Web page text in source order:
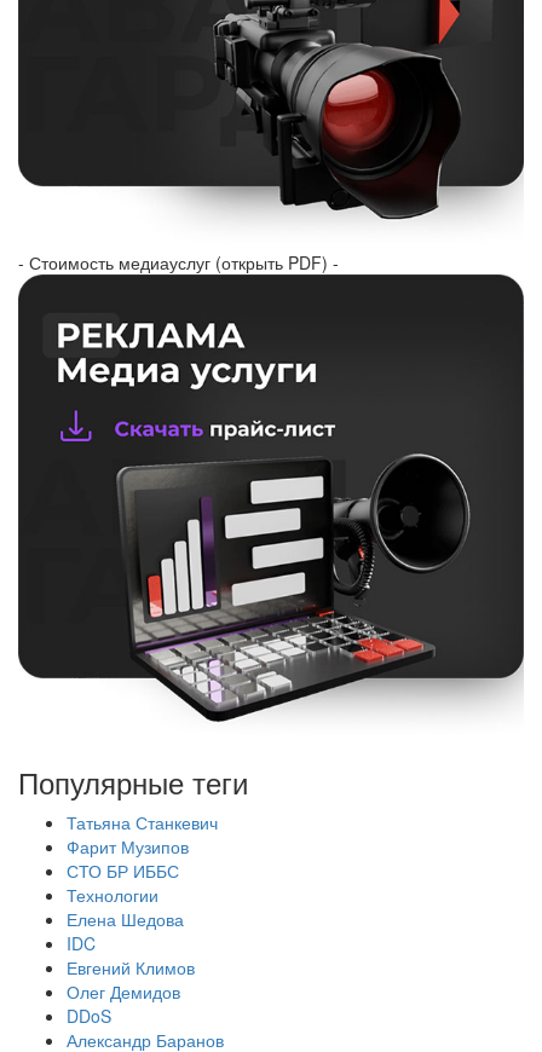
- Стоимость медиауслуг (открыть PDF) -
Популярные теги
Татьяна Станкевич
Фарит Музипов
СТО БР ИББС
Технологии
Елена Шедова
IDC
Евгений Климов
Олег Демидов
DDoS
Александр Баранов